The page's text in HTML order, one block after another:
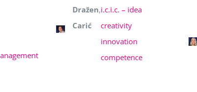
Dražen
Carić
,i.c.i.c. – idea
creativity
innovation
competence